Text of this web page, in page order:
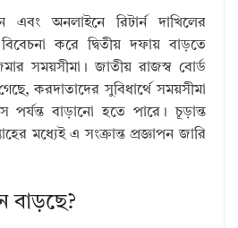
এবং অনলাইনে রিটার্ন দাখিলের
করে দ্বিতীয় দফায় বাড়তে
সময়সীমা। জাতীয় রাজস্ব বোর্ড
করদাতাদের সুবিধার্থে সময়সীমা
বাড়ানো হতে পারে। চূড়ান্ত
মধ্যেই এ সংক্রান্ত প্রজ্ঞাপন জারি
বাড়ছে?